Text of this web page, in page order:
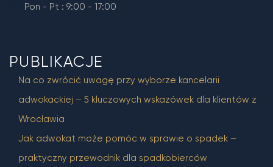
Pon - Pt : 9:00 - 17:00
PUBLIKACJE
Na co zwrócić uwagę przy wyborze kancelarii
adwokackiej – 5 kluczowych wskazówek dla klientów z
Wrocławia
Jak adwokat może pomóc w sprawie o spadek –
praktyczny przewodnik dla spadkobierców